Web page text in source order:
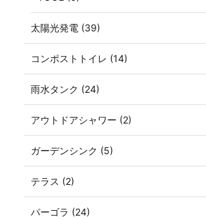
太陽光発電 (39)
コンポストトイレ (14)
雨水タンク (24)
アウトドアシャワー (2)
ガーデンシンク (5)
テラス (2)
パーゴラ (24)